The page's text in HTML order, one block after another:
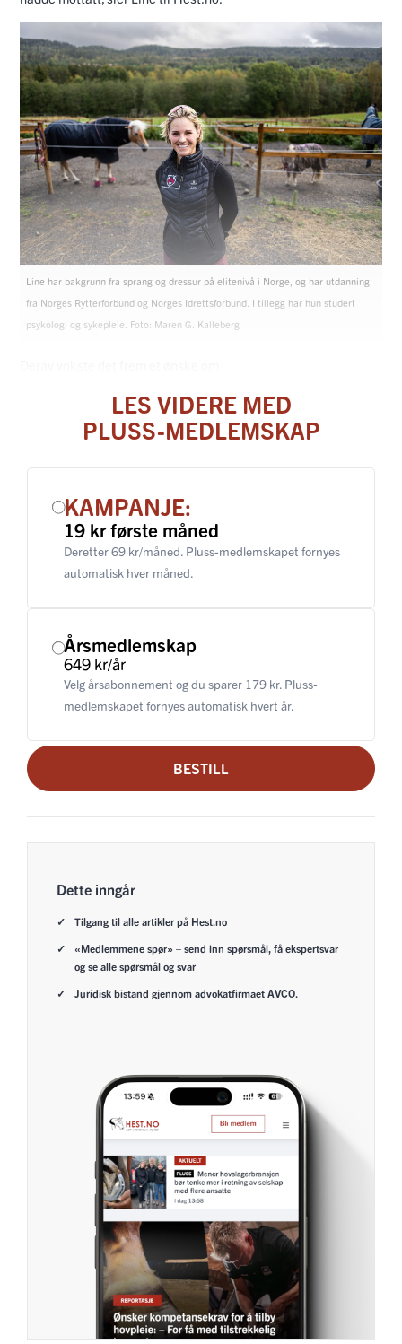
Line har bakgrunn fra sprang og dressur på elitenivå i Norge, og har utdanning
fra Norges Rytterforbund og Norges Idrettsforbund. I tillegg har hun studert
psykologi og sykepleie. Foto: Maren G. Kalleberg
LES VIDERE MED
PLUSS-MEDLEMSKAP
KAMPANJE:
19 kr første måned
Deretter 69 kr/måned. Pluss-medlemskapet fornyes
automatisk hver måned.
Årsmedlemskap
649 kr/år
Velg årsabonnement og du sparer 179 kr. Pluss-
medlemskapet fornyes automatisk hvert år.
BESTILL
Dette inngår
Tilgang til alle artikler på Hest.no
«Medlemmene spør» – send inn spørsmål, få ekspertsvar
og se alle spørsmål og svar
Juridisk bistand gjennom advokatfirmaet AVCO.